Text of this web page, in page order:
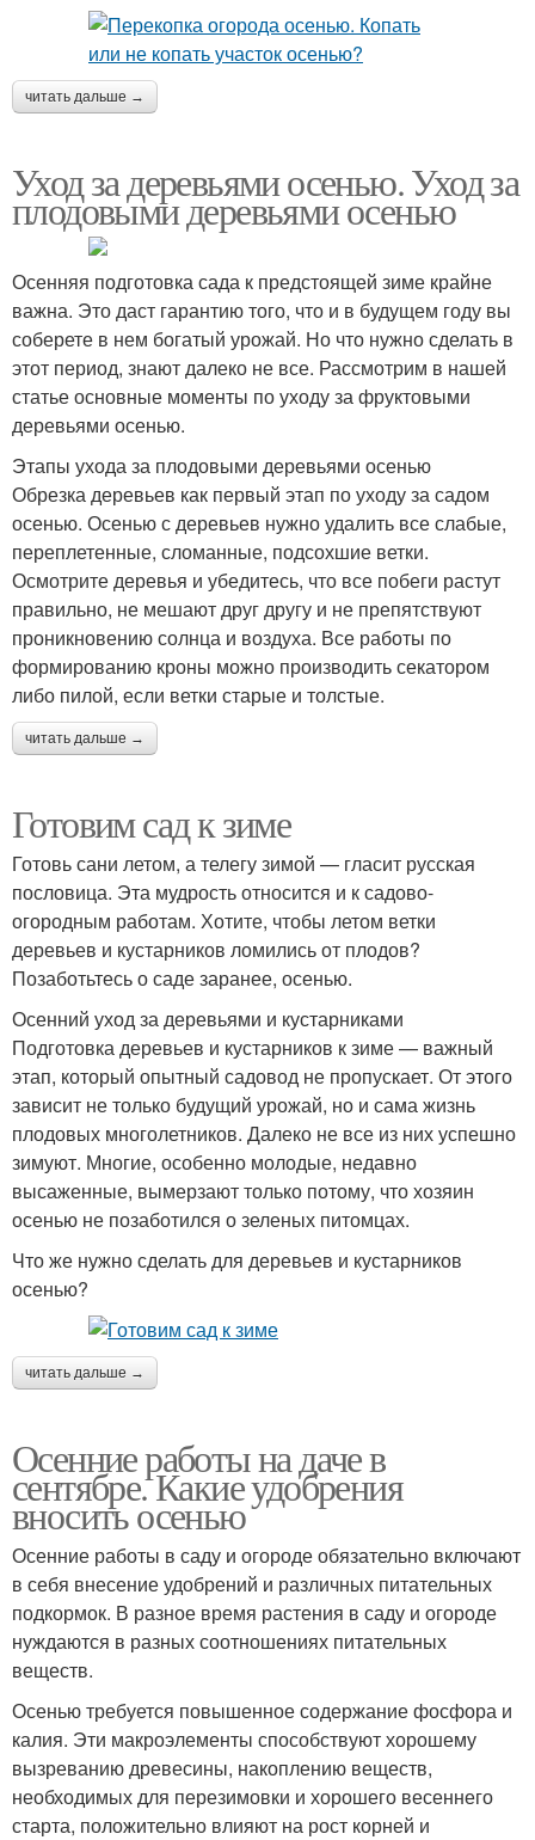
читать дальше →
Уход за деревьями осенью. Уход за
плодовыми деревьями осенью
Осенняя подготовка сада к предстоящей зиме крайне
важна. Это даст гарантию того, что и в будущем году вы
соберете в нем богатый урожай. Но что нужно сделать в
этот период, знают далеко не все. Рассмотрим в нашей
статье основные моменты по уходу за фруктовыми
деревьями осенью.
Этапы ухода за плодовыми деревьями осенью
Обрезка деревьев как первый этап по уходу за садом
осенью. Осенью с деревьев нужно удалить все слабые,
переплетенные, сломанные, подсохшие ветки.
Осмотрите деревья и убедитесь, что все побеги растут
правильно, не мешают друг другу и не препятствуют
проникновению солнца и воздуха. Все работы по
формированию кроны можно производить секатором
либо пилой, если ветки старые и толстые.
читать дальше →
Готовим сад к зиме
Готовь сани летом, а телегу зимой — гласит русская
пословица. Эта мудрость относится и к садово-
огородным работам. Хотите, чтобы летом ветки
деревьев и кустарников ломились от плодов?
Позаботьтесь о саде заранее, осенью.
Осенний уход за деревьями и кустарниками
Подготовка деревьев и кустарников к зиме — важный
этап, который опытный садовод не пропускает. От этого
зависит не только будущий урожай, но и сама жизнь
плодовых многолетников. Далеко не все из них успешно
зимуют. Многие, особенно молодые, недавно
высаженные, вымерзают только потому, что хозяин
осенью не позаботился о зеленых питомцах.
Что же нужно сделать для деревьев и кустарников
осенью?
читать дальше →
Осенние работы на даче в
сентябре. Какие удобрения
вносить осенью
Осенние работы в саду и огороде обязательно включают
в себя внесение удобрений и различных питательных
подкормок. В разное время растения в саду и огороде
нуждаются в разных соотношениях питательных
веществ.
Осенью требуется повышенное содержание фосфора и
калия. Эти макроэлементы способствуют хорошему
вызреванию древесины, накоплению веществ,
необходимых для перезимовки и хорошего весеннего
старта, положительно влияют на рост корней и